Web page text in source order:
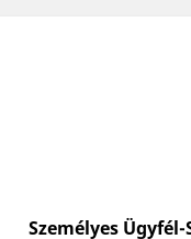
Személyes